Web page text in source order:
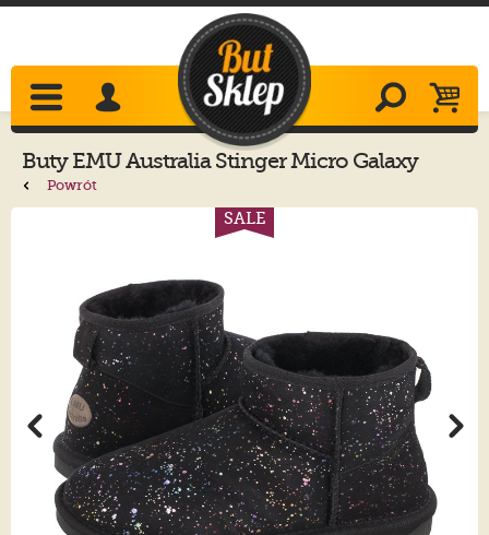
ButyEMU Australia Stinger Micro Galaxy
Black W12614
Powrót
SALE